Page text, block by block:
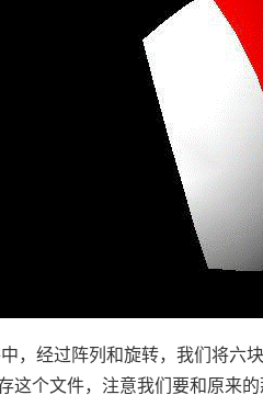
，经过阵列和旋转，我们将六
这个文件，注意我们要和原来